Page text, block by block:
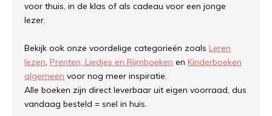
voor thuis, in de klas of als cadeau voor een jonge
lezer.
Bekijk ook onze voordelige categorieën zoals Leren
lezen, Prenten, Liedjes en Rijmboeken en Kinderboeken
algemeen voor nog meer inspiratie.
Alle boeken zijn direct leverbaar uit eigen voorraad, dus
vandaag besteld = snel in huis.